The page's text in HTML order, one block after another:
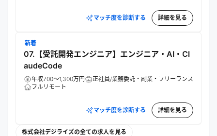
マッチ度を診断する 詳細を見る
新着
07.【受託開発エンジニア】エンジニア・AI・Cl
audeCode
年収700～1,300万円
正社員/業務委託・副業・フリーランス
フルリモート
マッチ度を診断する 詳細を見る
株式会社デジライズの全ての求人を見る